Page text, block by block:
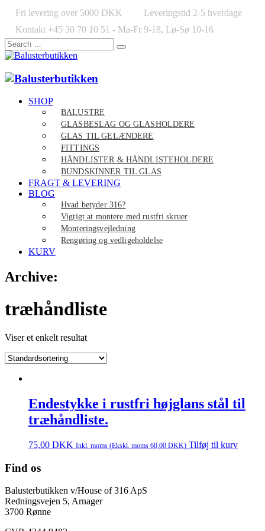
Fri levering over 5000 DKK
Leveringstid 2-5 hverdage
Kontakt +45 30 70 10 51 - Ma-Fr 9-18, Lø-Sø 10-16
SHOP
BALUSTRE
GLASBESLAG OG GLASHOLDERE
GLAS TIL GELÆNDERE
FITTINGS
HÅNDLISTER & HÅNDLISTEHOLDERE
BUNDSKINNER TIL GLAS
FRAGT & LEVERING
BLOG
Hvad betyder 316?
Vigtigt at montere med rustfri skruer
Monteringsvejledning
Rengøring og vedligeholdelse
KURV
Archive:
træhåndliste
Viser et enkelt resultat
Endestykke i rustfri højglans stål til
træhåndliste.
75,00 DKK Inkl. moms (Ekskl. moms 60,00 DKK) Tilføj til kurv
Find os
Balusterbutikken v/House of 316 ApS
Redningsvejen 5, Arnager
3700 Rønne